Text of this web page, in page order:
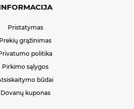
Pristatymas
Prekių grąžinimas
politika
Pirkimo sąlygos
būdai
Dovanų kuponas